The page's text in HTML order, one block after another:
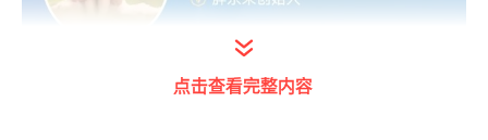
点击查看完整内容